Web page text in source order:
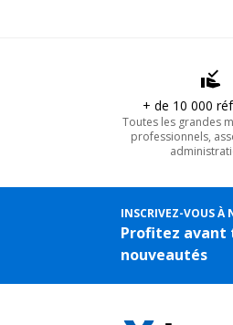
+ de 10 000
Toutes les grandes
professionnels,
INSCRIVEZ-VOUS À
Profitez avant
nouveautés